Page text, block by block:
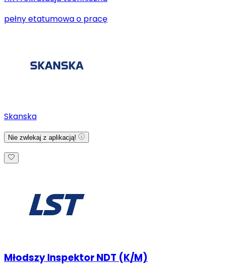
pełny etatumowa o pracę
Skanska
Nie zwlekaj z aplikacją!
Młodszy Inspektor NDT (K/M)